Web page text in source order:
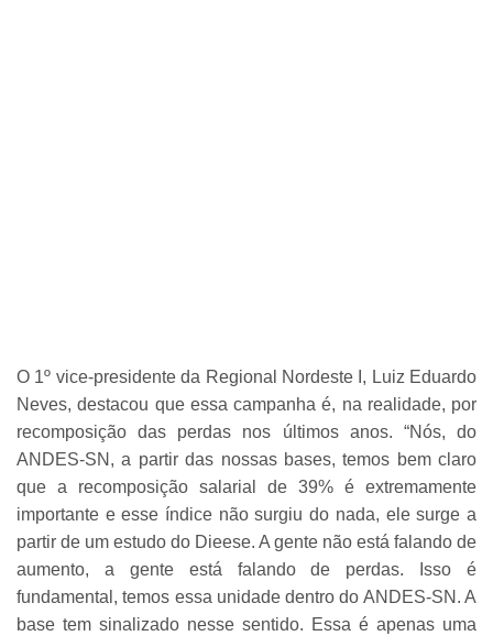
O 1º vice-presidente da Regional Nordeste I, Luiz Eduardo
Neves, destacou que essa campanha é, na realidade, por
recomposição das perdas nos últimos anos. “Nós, do
ANDES-SN, a partir das nossas bases, temos bem claro
que a recomposição salarial de 39% é extremamente
importante e esse índice não surgiu do nada, ele surge a
partir de um estudo do Dieese. A gente não está falando de
aumento, a gente está falando de perdas. Isso é
fundamental, temos essa unidade dentro do ANDES-SN. A
base tem sinalizado nesse sentido. Essa é apenas uma